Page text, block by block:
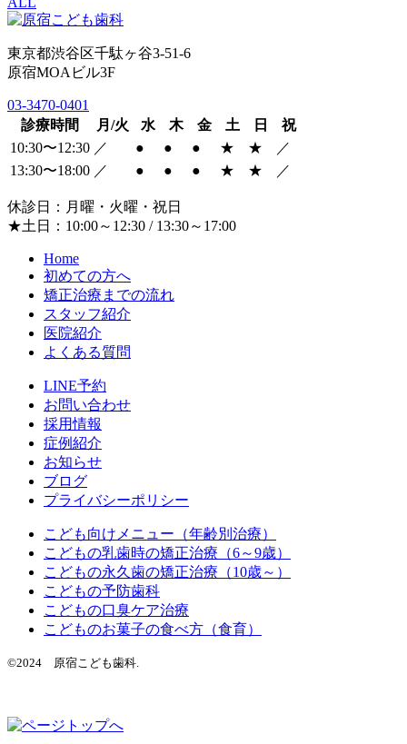
東京都渋谷区千駄ヶ谷3-51-6
原宿MOAビル3F
03-3470-0401
診療時間
月/火 水 木 金 土 日
祝
10:30〜12:30 ／ ● ● ● ★ ★
／
13:30〜18:00 ／ ● ● ● ★ ★ ／
休診日：月曜・火曜・祝日
★土日：10:00～12:30 / 13:30～17:00
Home
初めての方へ
矯正治療までの流れ
スタッフ紹介
医院紹介
よくある質問
LINE予約
お問い合わせ
採用情報
症例紹介
お知らせ
ブログ
プライバシーポリシー
こども向けメニュー（年齢別治療）
こどもの乳歯時の矯正治療（6～9歳）
こどもの永久歯の矯正治療（10歳～）
こどもの予防歯科
こどもの口臭ケア治療
こどものお菓子の食べ方（食育）
©2024 原宿こども歯科.